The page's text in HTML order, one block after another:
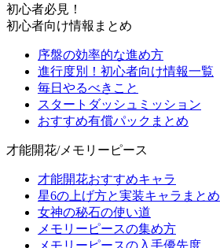
初心者必見！
初心者向け情報まとめ
序盤の効率的な進め方
進行度別！初心者向け情報一覧
毎日やるべきこと
スタートダッシュミッション
おすすめ有償パックまとめ
才能開花/メモリーピース
才能開花おすすめキャラ
星6の上げ方と実装キャラまとめ
女神の秘石の使い道
メモリーピースの集め方
メモリーピースの入手優先度